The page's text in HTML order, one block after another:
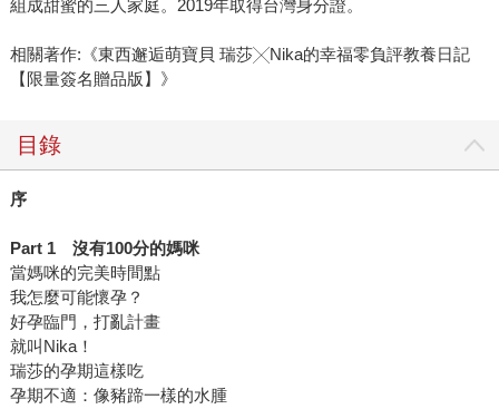
組成甜蜜的三人家庭。2019年取得台灣身分證。
相關著作:《東西邂逅萌寶貝 瑞莎╳Nika的幸福零負評教養日記
【限量簽名贈品版】》
目錄
序
Part 1沒有100分的媽咪
當媽咪的完美時間點
我怎麼可能懷孕？
好孕臨門，打亂計畫
就叫Nika！
瑞莎的孕期這樣吃
孕期不適：像豬蹄一樣的水腫